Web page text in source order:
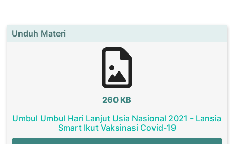
Unduh Materi
260 KB
Umbul Umbul Hari Lanjut Usia Nasional 2021 - Lansia
Smart Ikut Vaksinasi Covid-19